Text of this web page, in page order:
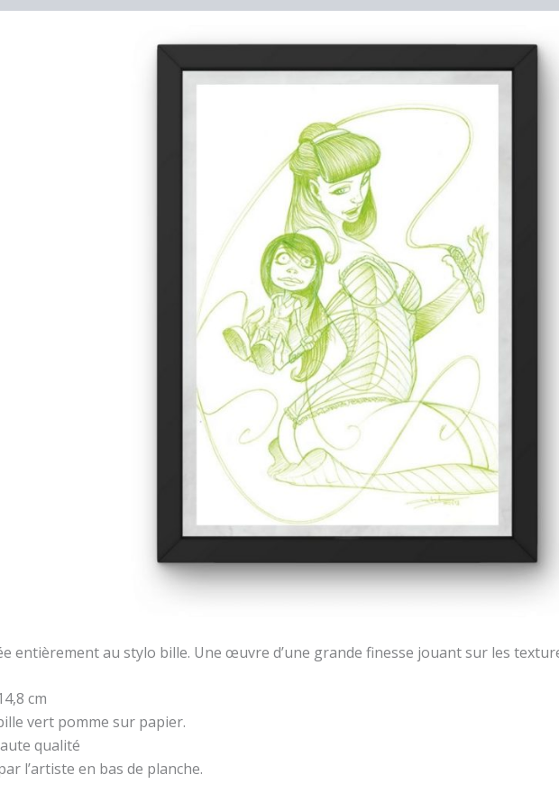
entièrement au stylo bille. Une œuvre d’une grande finesse jouant sur les
cm
vert pomme sur papier.
qualité
l’artiste en bas de planche.